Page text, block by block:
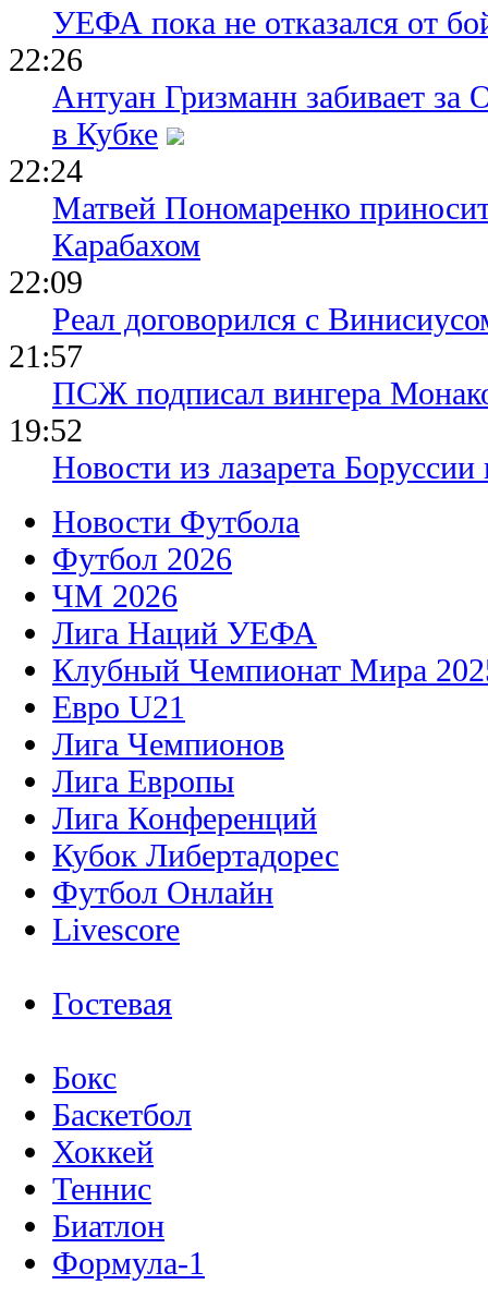
УЕФА пока не отказался от
22:26
Антуан Гризманн забивает за
в Кубке
22:24
Матвей Пономаренко
Карабахом
22:09
Реал договорился с
21:57
ПСЖ подписал вингера
19:52
Новости из лазарета
Новости Футбола
Футбол 2026
ЧМ 2026
Лига Наций УЕФА
Клубный Чемпионат Мира
Евро U21
Лига Чемпионов
Лига Европы
Лига Конференций
Кубок Либертадорес
Футбол Онлайн
Livescore
Гостевая
Бокс
Баскетбол
Хоккей
Теннис
Биатлон
Формула-1